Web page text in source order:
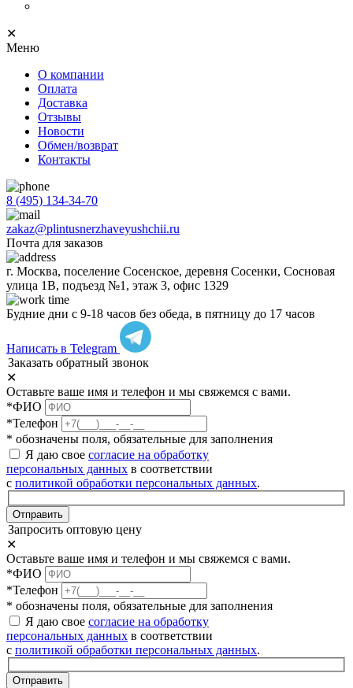
✕
Меню
О компании
Оплата
Доставка
Отзывы
Новости
Обмен/возврат
Контакты
8 (495) 134-34-70
zakaz@plintusnerzhaveyushchii.ru
Почта для заказов
г. Москва, поселение Сосенское, деревня Сосенки, Сосновая
улица 1В, подъезд №1, этаж 3, офис 1329
Будние дни с 9-18 часов без обеда, в пятницу до 17 часов
Написать в Telegram
Заказать обратный звонок
✕
Оставьте ваше имя и телефон и мы свяжемся с вами.
*ФИО
*Телефон
* обозначены поля, обязательные для заполнения
Я даю свое согласие на обработку
персональных данных в соответствии
с политикой обработки персональных данных.
Отправить
Запросить оптовую цену
✕
Оставьте ваше имя и телефон и мы свяжемся с вами.
*ФИО
*Телефон
* обозначены поля, обязательные для заполнения
Я даю свое согласие на обработку
персональных данных в соответствии
с политикой обработки персональных данных.
Отправить